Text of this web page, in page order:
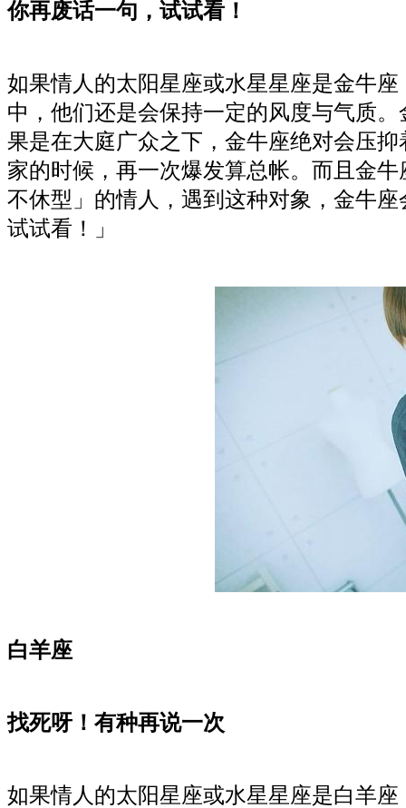
你再废话一句，试试看！
如果情人的太阳星座或水星星座是金牛
中，他们还是会保持一定的风度与气质
果是在大庭广众之下，金牛座绝对会压
家的时候，再一次爆发算总帐。而且金
不休型」的情人，遇到这种对象，金牛
试试看！」
白羊座
找死呀！有种再说一次
如果情人的太阳星座或水星星座是白羊